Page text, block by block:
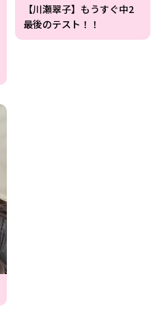
【川瀬翠子】もうすぐ中2
最後のテスト！！